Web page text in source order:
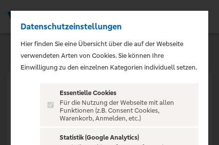
VERANSTALTUNG NICHT
GEFUNDEN
Datenschutzeinstellungen
Hier finden Sie eine Übersicht über die auf der Webseite
verwendeten Arten von Cookies. Sie können Ihre
Einwilligung zu den einzelnen Kategorien individuell setzen.
Essentielle Cookies
Für die Nutzung der Webseite mit allen
Funktionen (z.B. Consent Cookies,
Warenkorb, Anmelden, etc.)
Statistik (Google Analytics)